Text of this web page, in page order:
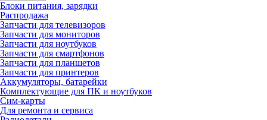
Блоки питания, зарядки
Распродажа
Запчасти для телевизоров
Запчасти для мониторов
Запчасти для ноутбуков
Запчасти для смартфонов
Запчасти для планшетов
Запчасти для принтеров
Аккумуляторы, батарейки
Комплектующие для ПК и ноутбуков
Сим-карты
Для ремонта и сервиса